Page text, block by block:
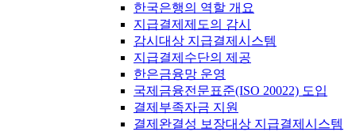
한국은행의 역할 개요
지급결제제도의 감시
감시대상 지급결제시스템
지급결제수단의 제공
한은금융망 운영
국제금융전문표준(ISO 20022) 도입
결제부족자금 지원
결제완결성 보장대상 지급결제시스템